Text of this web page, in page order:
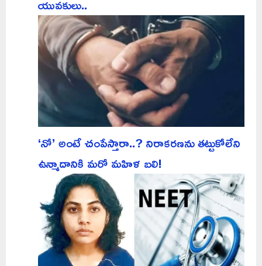
యువకులు..
‘నో’ అంటే చంపేస్తారా..? నిరాకరణను తట్టుకోలేని
ఉన్మాదానికి మరో మహిళ బలి!